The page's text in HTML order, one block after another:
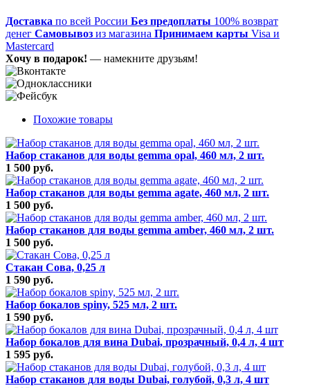
Доставка по всей России Без предоплаты 100% возврат
денег Самовывоз из магазина Принимаем карты Visa и
Mastercard
Хочу в подарок! — намекните друзьям!
Похожие товары
Набор стаканов для воды gemma opal, 460 мл, 2 шт.
1 500 руб.
Набор стаканов для воды gemma agate, 460 мл, 2 шт.
1 500 руб.
Набор стаканов для воды gemma amber, 460 мл, 2 шт.
1 500 руб.
Стакан Сова, 0,25 л
1 590 руб.
Набор бокалов spiny, 525 мл, 2 шт.
1 590 руб.
Набор бокалов для вина Dubai, прозрачный, 0,4 л, 4 шт
1 595 руб.
Набор стаканов для воды Dubai, голубой, 0,3 л, 4 шт